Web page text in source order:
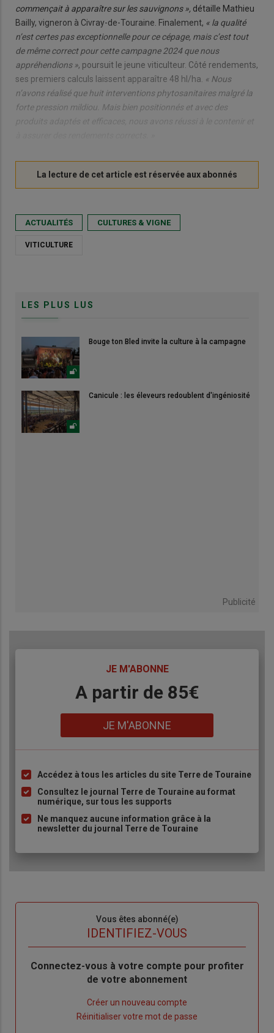
commençait à apparaître sur les sauvignons », détaille Mathieu
Bailly, vigneron à Civray-de-Touraine. Finalement, « la qualité
n’est certes pas exceptionnelle pour ce cépage, mais c’est tout
de même correct pour cette campagne 2024 que nous
appréhendions », poursuit le jeune viticulteur. Côté rendements,
ses premiers calculs laissent apparaître 48 hl/ha. « Nous
n’avons réalisé que huit interventions phytosanitaires malgré la
forte pression mildiou. Mais bien positionnés et avec des
ACTUALITÉS CULTURES & VIGNE
VITICULTURE
LES PLUS LUS
Bouge ton Bled invite la culture à la campagne
Canicule : les éleveurs redoublent d'ingéniosité
Publicité
JE M'ABONNE
A partir de 85€
JE M'ABONNE
Liste
à
puce
Accédez à tous les articles du site Terre de Touraine
Consultez le journal Terre de Touraine au format
numérique, sur tous les supports
Ne manquez aucune information grâce à la
newsletter du journal Terre de Touraine
Vous êtes abonné(e)
IDENTIFIEZ-VOUS
Body
Connectez-vous à votre compte pour profiter
de votre abonnement
Créer un nouveau compte
Réinitialiser votre mot de passe